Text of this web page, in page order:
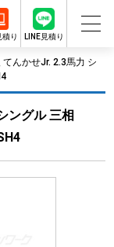
積り LINE見積り
てんかせJr. 2.3馬力 シ
ングル 三相